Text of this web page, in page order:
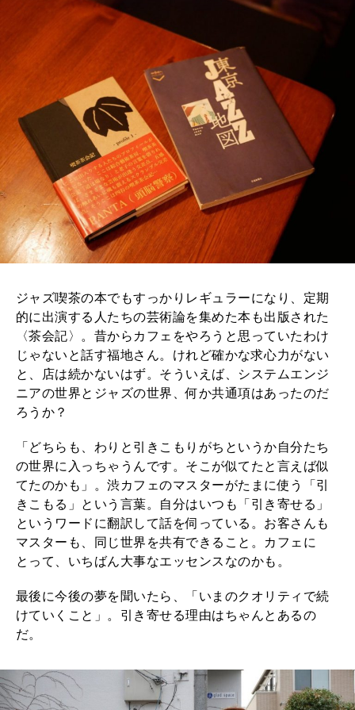
ジャズ喫茶の本でもすっかりレギュラーになり、定期
的に出演する人たちの芸術論を集めた本も出版された
〈茶会記〉。昔からカフェをやろうと思っていたわけ
じゃないと話す福地さん。けれど確かな求心力がない
と、店は続かないはず。そういえば、システムエンジ
ニアの世界とジャズの世界、何か共通項はあったのだ
ろうか？
「どちらも、わりと引きこもりがちというか自分たち
の世界に入っちゃうんです。そこが似てたと言えば似
てたのかも」。渋カフェのマスターがたまに使う「引
きこもる」という言葉。自分はいつも「引き寄せる」
というワードに翻訳して話を伺っている。お客さんも
マスターも、同じ世界を共有できること。カフェに
とって、いちばん大事なエッセンスなのかも。
最後に今後の夢を聞いたら、「いまのクオリティで続
けていくこと」。引き寄せる理由はちゃんとあるの
だ。